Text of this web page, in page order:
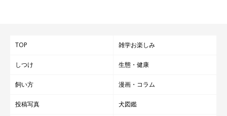
TOP 雑学お楽しみ
しつけ 生態・健康
飼い方 漫画・コラム
投稿写真 犬図鑑